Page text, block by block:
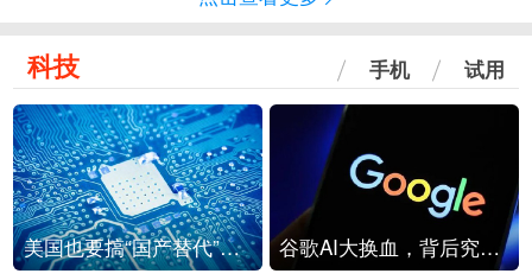
科技 手机 试用
美国也要搞“国产替代”？先算清三笔账 谷歌AI大换血，背后究竟发生了什么？